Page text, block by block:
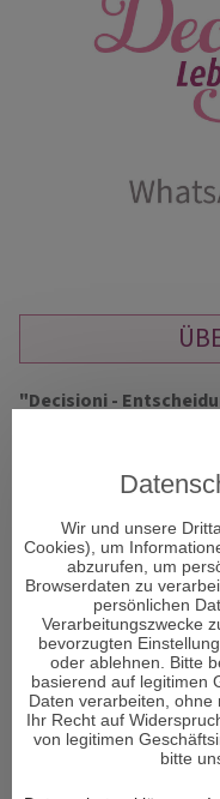
"Decisioni -
geht es im Leben.
Viele Menschen
Zugang zu sich selbst.
selbst wieder
was wirklich wichtig
Entscheidungen zu
Den Körper und Seele
Wichtigkeit für den
Wir und unsere
Cookies), um
abzurufen, um
Browserdaten zu
persönlichen
Verarbeitungszwecke
bevorzugten
oder ablehnen. Bitte
basierend auf legitimen
Daten verarbeiten,
Ihr Recht auf
von legitimen
bitte